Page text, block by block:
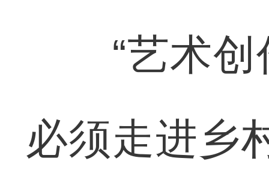
“艺术创
必须走进乡